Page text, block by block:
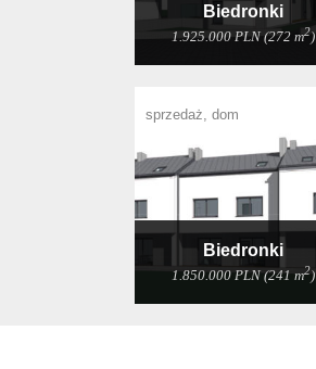
Biedronki
1.925.000 PLN (272 m2)
sprzedaż, dom
Biedronki
1.850.000 PLN (241 m2)